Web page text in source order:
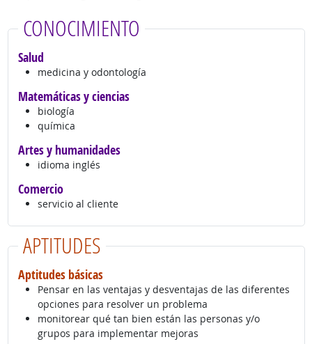
CONOCIMIENTO
Salud
medicina y odontología
Matemáticas y ciencias
biología
química
Artes y humanidades
idioma inglés
Comercio
servicio al cliente
APTITUDES
Aptitudes básicas
Pensar en las ventajas y desventajas de las diferentes
opciones para resolver un problema
monitorear qué tan bien están las personas y/o
grupos para implementar mejoras